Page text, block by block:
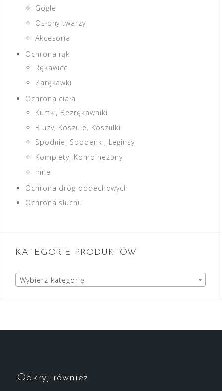
Gogle
Osłony twarzy
Akcesoria
Ochrona rąk
Rękawice
Zarękawki
Ochrona ciała
Kurtki, Bezrękawniki
Bluzy, Koszule, Koszulki
Spodnie, Spodenki, Leginsy
Komplety, Kombinezony
Inne
Ochrona dróg oddechowych
Ochrona słuchu
KATEGORIE PRODUKTÓW
Wybierz kategorię
Odkryj również